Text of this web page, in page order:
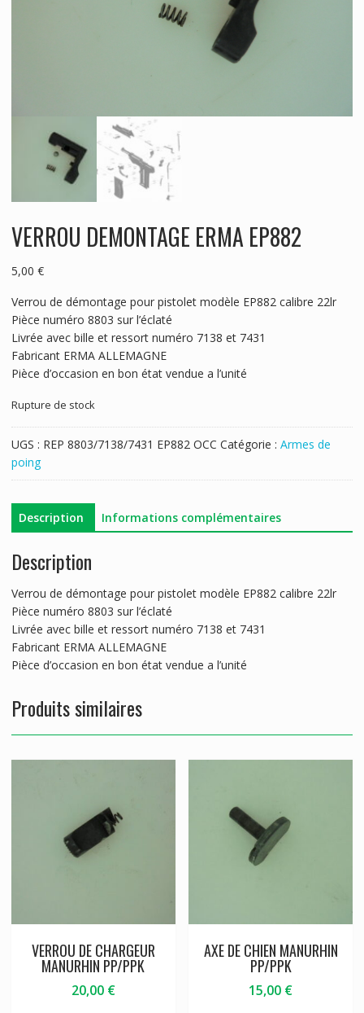
VERROU DEMONTAGE ERMA EP882
5,00 €
Verrou de démontage pour pistolet modèle EP882 calibre 22lr
Pièce numéro 8803 sur l’éclaté
Livrée avec bille et ressort numéro 7138 et 7431
Fabricant ERMA ALLEMAGNE
Pièce d’occasion en bon état vendue a l’unité
Rupture de stock
UGS : REP 8803/7138/7431 EP882 OCC Catégorie : Armes de
poing
Description Informations complémentaires
Description
Verrou de démontage pour pistolet modèle EP882 calibre 22lr
Pièce numéro 8803 sur l’éclaté
Livrée avec bille et ressort numéro 7138 et 7431
Fabricant ERMA ALLEMAGNE
Pièce d’occasion en bon état vendue a l’unité
Produits similaires
VERROU DE CHARGEUR
MANURHIN PP/PPK
20,00 €
AXE DE CHIEN MANURHIN
PP/PPK
15,00 €